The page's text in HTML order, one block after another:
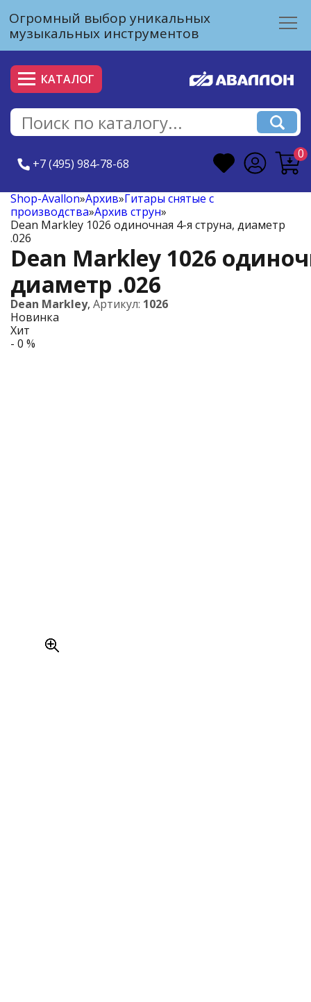
Огромный выбор уникальных
музыкальных инструментов
КАТАЛОГ
+7 (495) 984-78-68
0
Shop-Avallon»Архив»Гитары снятые с
производства»Архив струн»
Dean Markley 1026 одиночная 4-я струна, диаметр
.026
Dean Markley 1026
диаметр .026
Dean Markley, Артикул: 1026
Новинка
Хит
- 0 %